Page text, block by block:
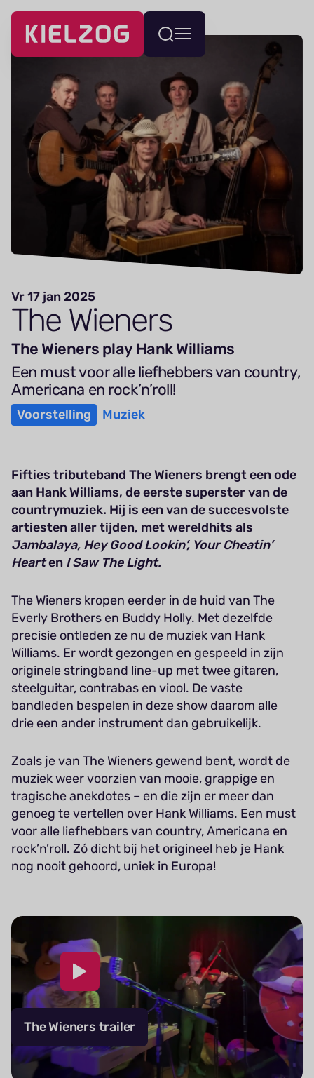
Navigatie
overslaan
Wissel
menu
Vr 17 jan 2025
The Wieners
The Wieners play Hank Williams
Een must voor alle liefhebbers van country,
Americana en rock’n’roll!
Voorstelling Muziek
Fifties tributeband The Wieners brengt een ode
aan Hank Williams, de eerste superster van de
countrymuziek. Hij is een van de succesvolste
artiesten aller tijden, met wereldhits als
Jambalaya, Hey Good Lookin’, Your Cheatin’
Hearten I Saw The Light.
The Wieners kropen eerder in de huid van The
Everly Brothers en Buddy Holly. Met dezelfde
precisie ontleden ze nu de muziek van Hank
Williams. Er wordt gezongen en gespeeld in zijn
originele stringband line-up met twee gitaren,
steelguitar, contrabas en viool. De vaste
bandleden bespelen in deze show daarom alle
drie een ander instrument dan gebruikelijk.
Zoals je van The Wieners gewend bent, wordt de
muziek weer voorzien van mooie, grappige en
tragische anekdotes – en die zijn er meer dan
genoeg te vertellen over Hank Williams. Een must
voor alle liefhebbers van country, Americana en
rock’n’roll. Zó dicht bij het origineel heb je Hank
nog nooit gehoord, uniek in Europa!
The Wieners trailer